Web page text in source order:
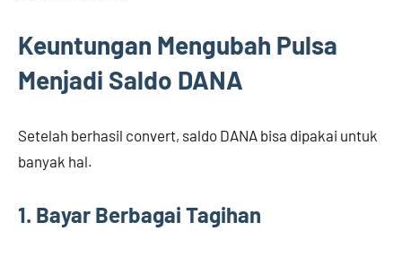
Keuntungan Mengubah Pulsa
Menjadi Saldo DANA
Setelah berhasil convert, saldo DANA bisa dipakai untuk
banyak hal.
1. Bayar Berbagai Tagihan